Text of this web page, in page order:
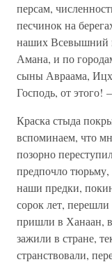
персам,
песчинок на
наших Всевышний
Амана, и по
сыны Авраама,
Господь, от этого!
Краска стыда
вспоминаем, что
позорно
предпочло
наши предки,
сорок лет,
пришли в Ханаан,
зажили в стране,
странствовали,